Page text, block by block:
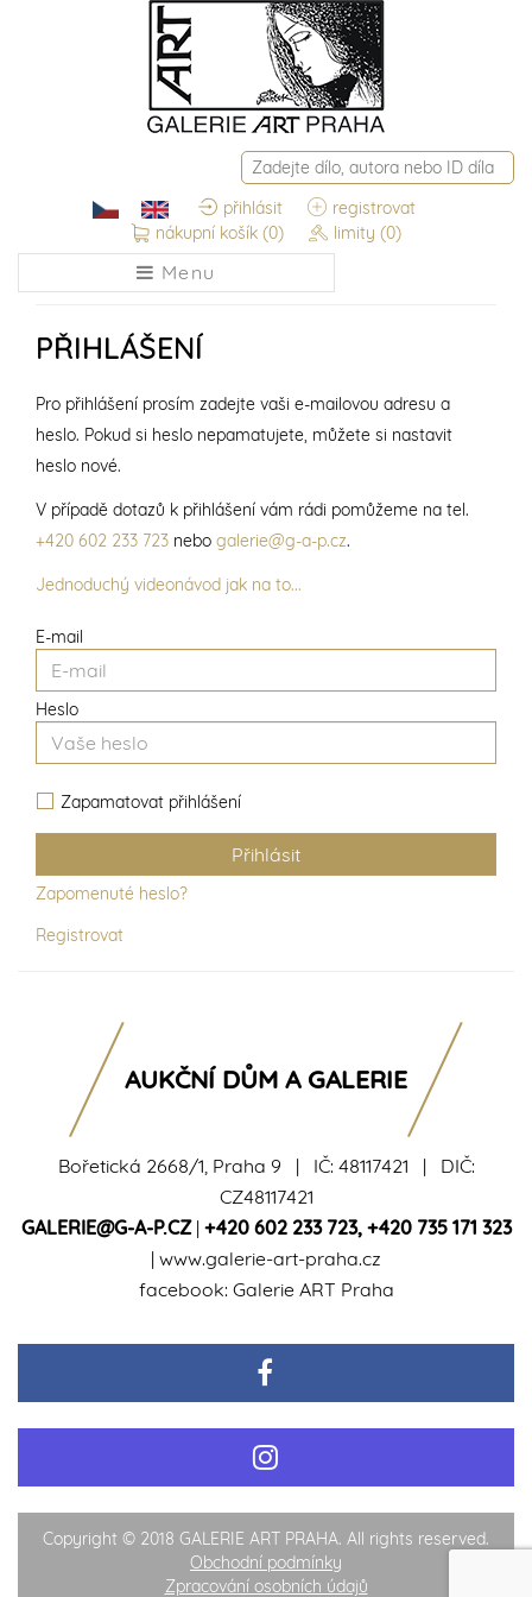
přihlásit
registrovat
nákupní košík (0) limity (0)
Menu
PŘIHLÁŠENÍ
E-mail
Heslo
Zapamatovat přihlášení
Zapomenuté heslo?
Registrovat
Pro přihlášení prosím zadejte vaši e-mailovou adresu a
heslo. Pokud si heslo nepamatujete, můžete si nastavit
heslo nové.
V případě dotazů k přihlášení vám rádi pomůžeme na tel.
+420 602 233 723 nebo galerie@g-a-p.cz.
Jednoduchý videonávod jak na to...
Bořetická 2668/1, Praha 9 | IČ: 48117421 | DIČ:
CZ48117421
GALERIE@G-A-P.CZ| +420 602 233 723, +420 735 171 323
| www.galerie-art-praha.cz
facebook: Galerie ART Praha
AUKČNÍ DŮM A GALERIE
Copyright © 2018 GALERIE ART PRAHA. All rights reserved.
Obchodní podmínky
Zpracování osobních údajů